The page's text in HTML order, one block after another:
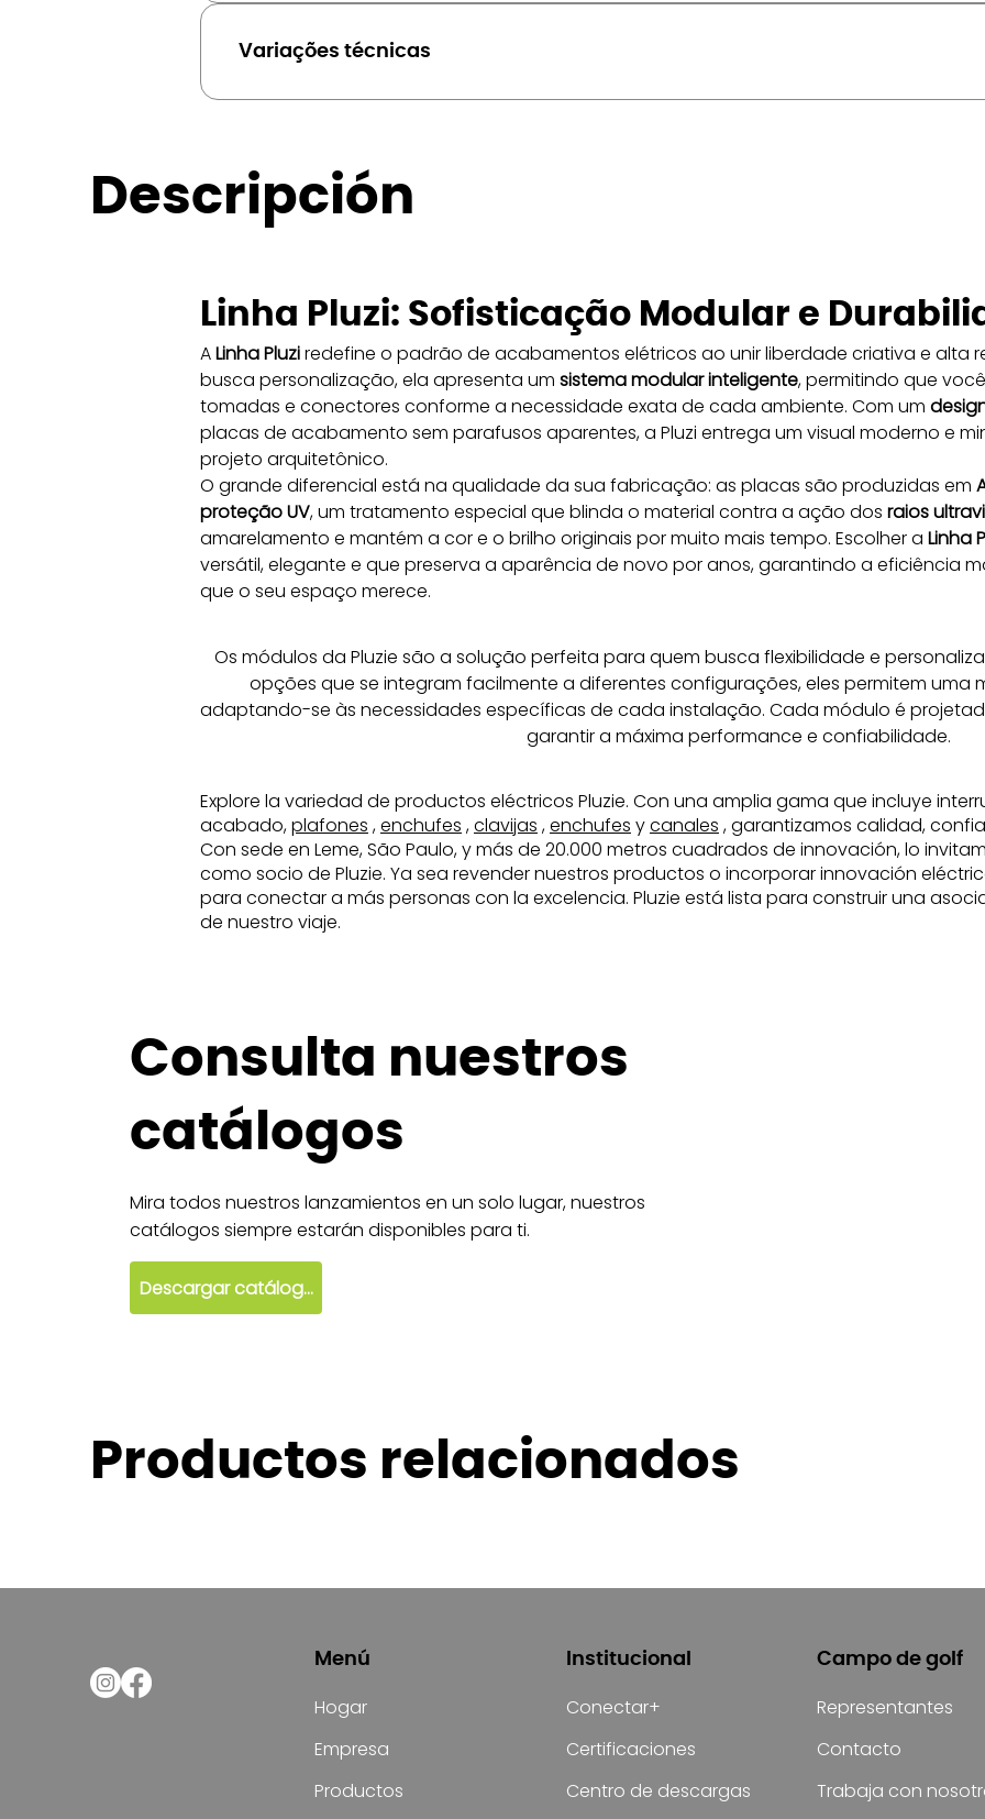
Variações técnicas
Descripción
Linha Pluzi: Sofisticação Modular e
A Linha Pluzi redefine o padrão de acabamentos elétricos ao unir liberdade criativa e alta
busca personalização, ela apresenta um sistema modular inteligente, permitindo que
tomadas e conectores conforme a necessidade exata de cada ambiente. Com um
placas de acabamento sem parafusos aparentes, a Pluzi entrega um visual moderno e
projeto arquitetônico.
O grande diferencial está na qualidade da sua fabricação: as placas são produzidas em
proteção UV, um tratamento especial que blinda o material contra a ação dos raios
amarelamento e mantém a cor e o brilho originais por muito mais tempo. Escolher a Linha
versátil, elegante e que preserva a aparência de novo por anos, garantindo a eficiência
que o seu espaço merece.
Os módulos da Pluzie são a solução perfeita para quem busca flexibilidade e
opções que se integram facilmente a diferentes configurações, eles permitem uma
adaptando-se às necessidades específicas de cada instalação. Cada módulo é
garantir a máxima performance e confiabilidade.
Explore la variedad de productos eléctricos Pluzie. Con una amplia gama que incluye
acabado,plafones ,enchufes ,clavijas ,enchufes ycanales , garantizamos calidad,
Con sede en Leme, São Paulo, y más de 20.000 metros cuadrados de innovación, lo
como socio de Pluzie. Ya sea revender nuestros productos o incorporar innovación
para conectar a más personas con la excelencia. Pluzie está lista para construir una
de nuestro viaje.
Consulta nuestros
catálogos
Mira todos nuestros lanzamientos en un solo lugar, nuestros
catálogos siempre estarán disponibles para ti.
Descargar catálogo
Productos relacionados
Menú
Hogar
Empresa
Productos
Institucional
Conectar+
Certificaciones
Centro de descargas
Campo de golf
Representantes
Contacto
Trabaja con